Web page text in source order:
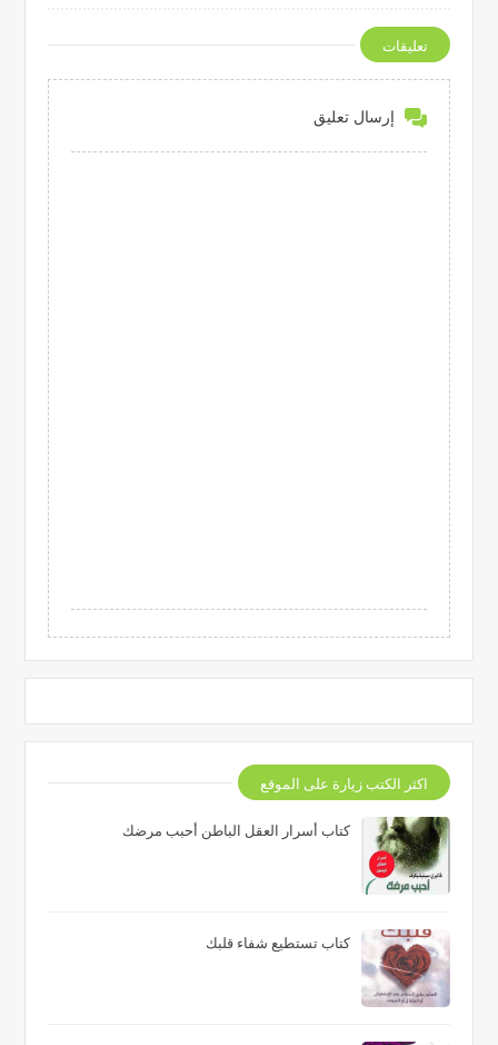
تعليقات
إرسال تعليق
اكثر الكتب زيارة على الموقع
كتاب أسرار العقل الباطن أحبب مرضك
كتاب تستطيع شفاء قلبك